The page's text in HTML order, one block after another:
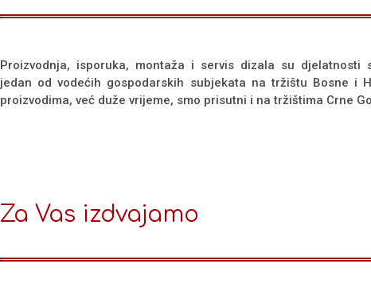
Proizvodnja, isporuka, montaža i servis dizala su djelatnosti
jedan od vodećih gospodarskih subjekata na tržištu Bosne i
proizvodima, već duže vrijeme, smo prisutni i na tržištima Crne
Za Vas izdvajamo